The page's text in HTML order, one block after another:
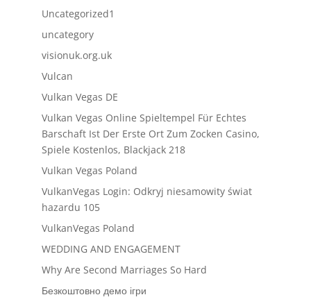
Uncategorized1
uncategory
visionuk.org.uk
Vulcan
Vulkan Vegas DE
Vulkan Vegas Online Spieltempel Für Echtes
Barschaft Ist Der Erste Ort Zum Zocken Casino,
Spiele Kostenlos, Blackjack 218
Vulkan Vegas Poland
VulkanVegas Login: Odkryj niesamowity świat
hazardu 105
VulkanVegas Poland
WEDDING AND ENGAGEMENT
Why Are Second Marriages So Hard
Безкоштовно демо ігри